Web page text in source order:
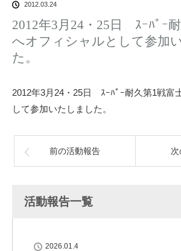
2012.03.24
2012年3月24・25日 ｽｰﾊﾟｰ
へオフィシャルとして参加
た。
2012年3月24・25日 ｽｰﾊﾟｰ耐久第1戦富
して参加いたしました。
前の活動報告
活動報告一覧
2026.01.4